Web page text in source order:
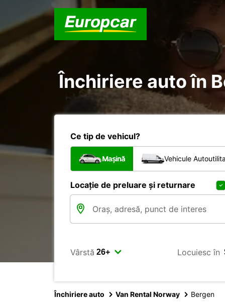
Închiriere auto în
Ce tip de vehicul?
Mașină Vehicule
Locație de preluare și returnare
Vârstă Locuiesc în
Închiriere auto Van Rental Norway Bergen